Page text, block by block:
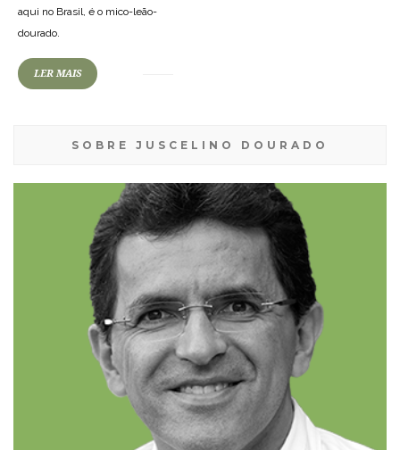
aqui no Brasil, é o mico-leão-
dourado.
LER MAIS
SOBRE JUSCELINO DOURADO